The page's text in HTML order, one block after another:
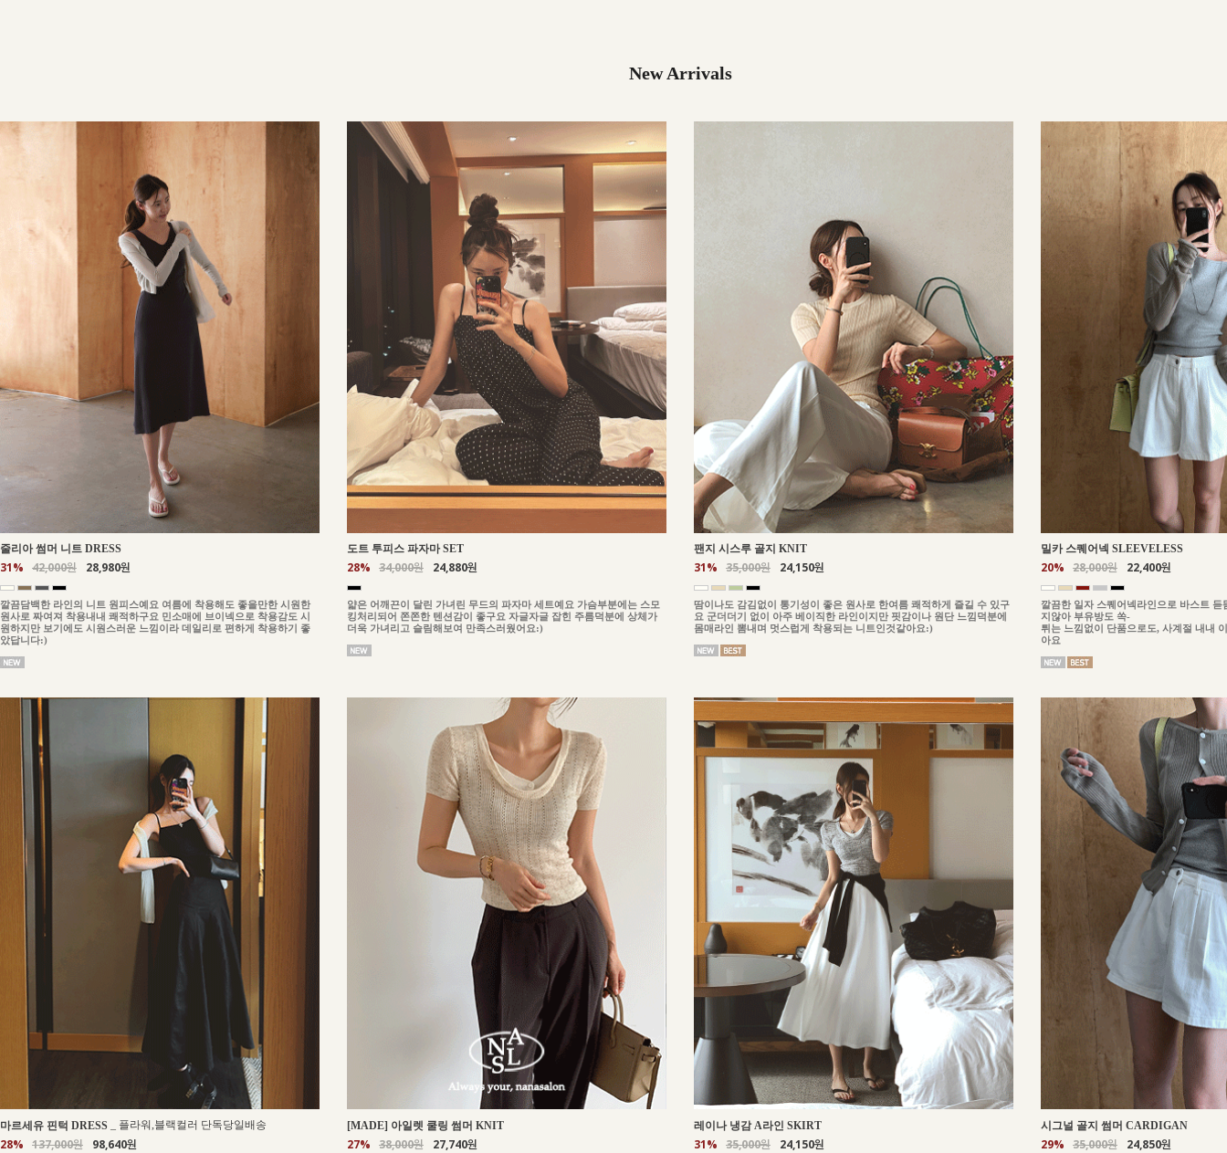
New Arrivals
줄리아 썸머 니트 DRESS
31% 42,000원 28,980원
깔끔담백한 라인의 니트 원피스예요 여름에 착용해도 좋을만한 시원한
원사로 짜여져 착용내내 쾌적하구요 민소매에 브이넥으로 착용감도 시
원하지만 보기에도 시원스러운 느낌이라 데일리로 편하게 착용하기 좋
았답니다:)
도트 투피스 파자마 SET
28% 34,000원 24,880원
얇은 어깨끈이 달린 가녀린 무드의 파자마 세트예요 가슴부분에는 스모
킹처리되어 쫀쫀한 텐션감이 좋구요 자글자글 잡힌 주름덕분에 상체가
더욱 가녀리고 슬림해보여 만족스러웠어요:)
팬지 시스루 골지 KNIT
31% 35,000원 24,150원
땀이나도 감김없이 통기성이 좋은 원사로 한여름 쾌적하게 즐길 수 있구
요 군더더기 없이 아주 베이직한 라인이지만 핏감이나 원단 느낌덕분에
몸매라인 뽐내며 멋스럽게 착용되는 니트인것같아요:)
밀카 스퀘어넥 SLEEVELESS
20% 28,000원 22,400원
깔끔한 일자 스퀘어넥라인으로 바스트
지않아 부유방도 쏙-
튀는 느낌없이 단품으로도, 사계절 내내
아요
마르세유 핀턱 DRESS 플라워,블랙컬러 단독당일배송
28% 137,000원 98,640원
[MADE] 아일렛 쿨링 썸머 KNIT
27% 38,000원 27,740원
레이나 냉감 A라인 SKIRT
31% 35,000원 24,150원
시그널 골지 썸머 CARDIGAN
29% 35,000원 24,850원